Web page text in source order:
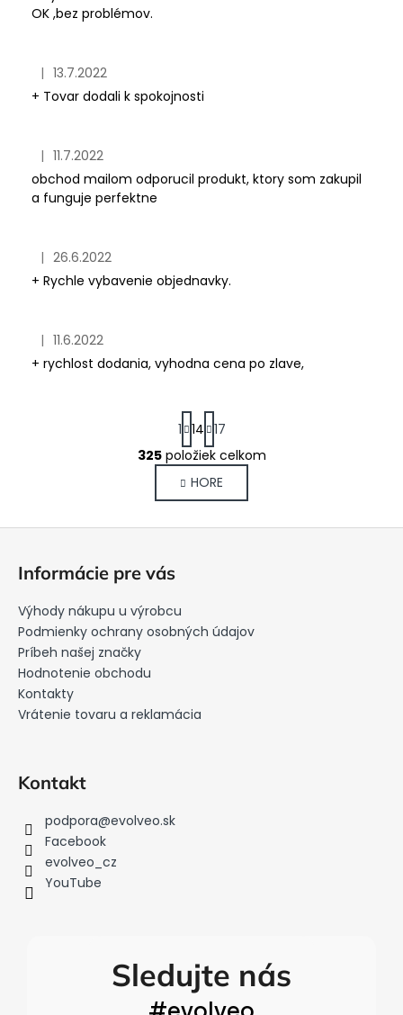
OK ,bez problémov.
Hodnotenie obchodu je 5 z 5 hviezdičiek.
| 13.7.2022
+ Tovar dodali k spokojnosti
Hodnotenie obchodu je 5 z 5 hviezdičiek.
| 11.7.2022
obchod mailom odporucil produkt, ktory som zakupil
a funguje perfektne
Hodnotenie obchodu je 5 z 5 hviezdičiek.
| 26.6.2022
+ Rychle vybavenie objednavky.
Hodnotenie obchodu je 5 z 5 hviezdičiek.
| 11.6.2022
+ rychlost dodania, vyhodna cena po zlave,
O
v
l
á
e
p
y
S
t
r
á
n
k
1 14 17
325položiek celkom
HORE
Informácie pre vás
Výhody nákupu u výrobcu
Podmienky ochrany osobných údajov
Príbeh našej značky
Hodnotenie obchodu
Kontakty
Vrátenie tovaru a reklamácia
Kontakt
podpora@evolveo.sk
Facebook
evolveo_cz
YouTube
Sledujte nás